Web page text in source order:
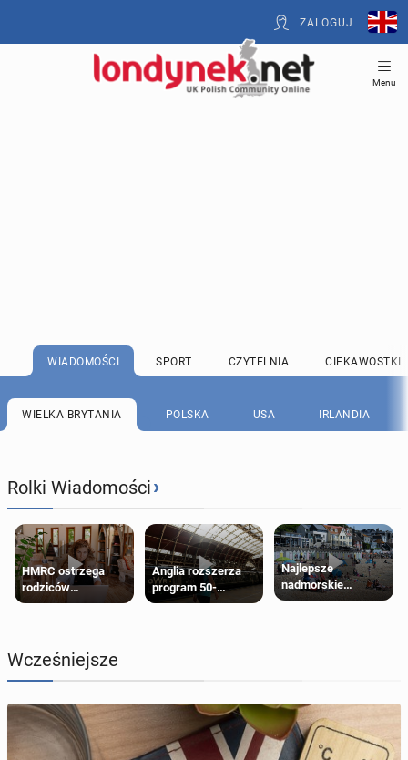
ZALOGUJ
Menu
WIADOMOŚCI SPORT CZYTELNIA CIEKAWOSTKI
WIELKA BRYTANIA POLSKA USA IRLANDIA
Rolki Wiadomości›
HMRC ostrzega
rodziców
pobierających Child
zwrotu zasiłku
Anglia rozszerza
program 50-
procentowych
Najlepsze
nadmorskie
miasteczko blisko
Wcześniejsze